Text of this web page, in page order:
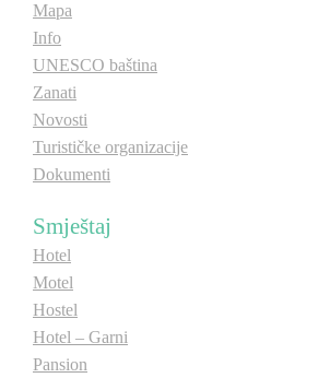
Mapa
Info
UNESCO baština
Zanati
Novosti
Turističke organizacije
Dokumenti
Smještaj
Hotel
Motel
Hostel
Hotel – Garni
Pansion